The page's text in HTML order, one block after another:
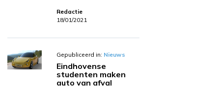
Redactie
18/01/2021
Gepubliceerd in: Nieuws
Eindhovense
studenten maken
auto van afval